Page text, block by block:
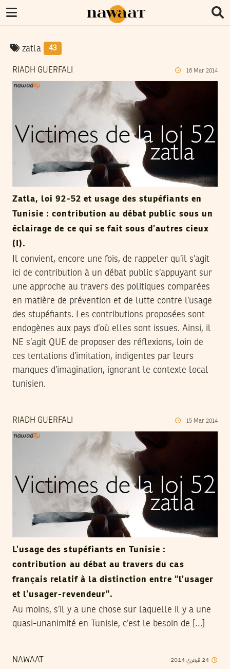
zatla 43
RIADH GUERFALI 16 Mar 2014
Zatla, loi 92-52 et usage des stupéfiants en
Tunisie : contribution au débat public sous un
éclairage de ce qui se fait sous d’autres cieux
(I).
Il convient, encore une fois, de rappeler qu’il s’agit
ici de contribution à un débat public s’appuyant sur
une approche au travers des politiques comparées
en matière de prévention et de lutte contre l’usage
des stupéfiants. Les contributions proposées sont
endogènes aux pays d’où elles sont issues. Ainsi, il
NE s’agit QUE de proposer des réflexions, loin de
ces tentations d’imitation, indigentes par leurs
manques d’imagination, ignorant le contexte local
tunisien.
RIADH GUERFALI 15 Mar 2014
L’usage des stupéfiants en Tunisie :
contribution au débat au travers du cas
français relatif à la distinction entre “l’usager
et l’usager-revendeur”.
Au moins, s’il y a une chose sur laquelle il y a une
quasi-unanimité en Tunisie, c’est le besoin de […]
NAWAAT 24 فيفري2014